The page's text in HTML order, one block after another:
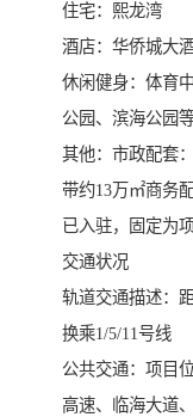
住宅：熙龙湾
酒店：华侨城大
休闲健身：体育
公园、滨海公园等
其他：市政配套
带约13万㎡商务
已入驻，固定为
交通状况
轨道交通描述：
换乘1/5/11号线
公共交通：项目
高速、临海大道